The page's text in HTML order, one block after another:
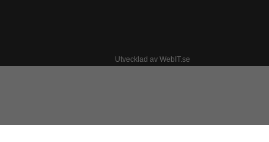
Utvecklad av WebIT.se